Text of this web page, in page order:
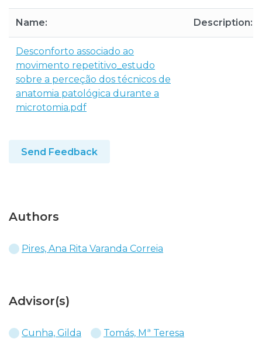
Name: Description:
Desconforto associado ao
movimento repetitivo_estudo
sobre a perceção dos técnicos de
anatomia patológica durante a
microtomia.pdf
Send Feedback
Authors
Pires, Ana Rita Varanda Correia
Advisor(s)
Cunha, Gilda Tomás, Mª Teresa